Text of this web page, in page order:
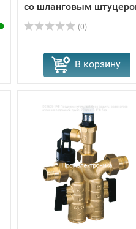
со шланговым
(0)
В корзину